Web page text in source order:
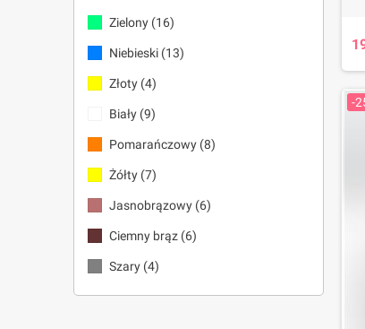
Zielony (16)
Niebieski (13)
Złoty (4)
Biały (9)
Pomarańczowy (8)
Żółty (7)
Jasnobrązowy (6)
Ciemny brąz (6)
Szary (4)
-